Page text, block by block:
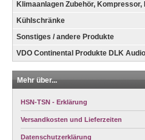
Klimaanlagen Zubehör,
Kühlschränke
Sonstiges / andere Produkte
VDO Continental Produkte DLK
Mehr über...
HSN-TSN - Erklärung
Versandkosten und Lieferzeiten
Datenschutzerklärung